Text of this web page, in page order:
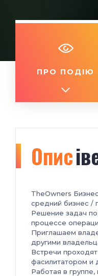
ПРО ПОДІЮ
Опис
TheOwners
средний бизнес /
Решение задач
процессе
Приглашаем
другими
Встречи
фасилитатором и
Работая в группе,